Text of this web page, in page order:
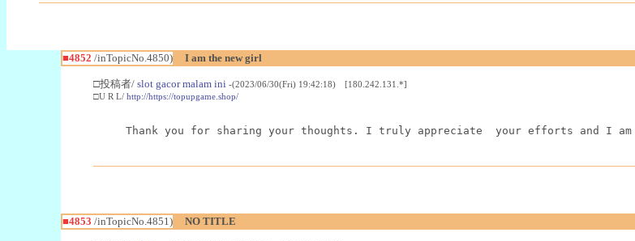
■4852 /inTopicNo.4850) I am the new girl
□投稿者/ slot gacor malam ini -(2023/06/30(Fri) 19:42:18) [180.242.131.*]
□U R L/ http://https://topupgame.shop/
Thank you for sharing your thoughts. I truly appreciate  your efforts and I
■4853 /inTopicNo.4851) NO TITLE